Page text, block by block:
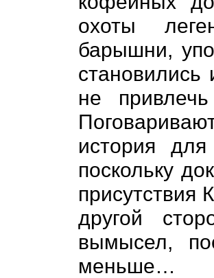
охоты
барышни,
не
история
поскольку
присутствия
другой
вымысел,
меньше…